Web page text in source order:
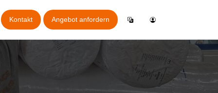
Kontakt Angebot anfordern
English
German
Einloggen
Konto erstellen